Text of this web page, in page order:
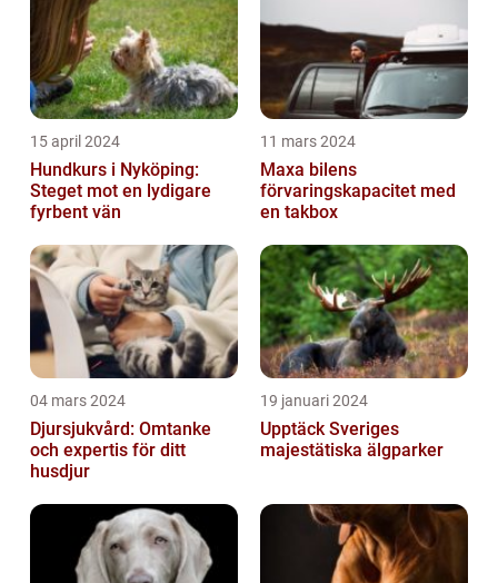
15 april 2024
Hundkurs i Nyköping:
Steget mot en lydigare
fyrbent vän
11 mars 2024
Maxa bilens
förvaringskapacitet med
en takbox
04 mars 2024
Djursjukvård: Omtanke
och expertis för ditt
husdjur
19 januari 2024
Upptäck Sveriges
majestätiska älgparker